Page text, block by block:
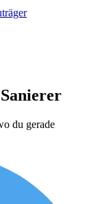
du gerade